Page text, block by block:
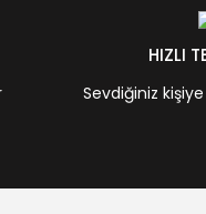
HIZLI
Sevdiğiniz